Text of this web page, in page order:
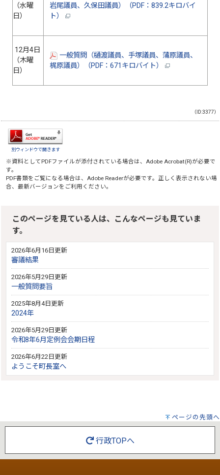
（水曜
日）
岩尾議員、久保田議員）（PDF：839.2キロバイ
ト）
12月4日
（木曜
日）
一般質問（樋渡議員、手塚議員、蒲原議員、
梶原議員）（PDF：671キロバイト）
（ID:3377）
別ウィンドウで開きます
※資料としてPDFファイルが添付されている場合は、Adobe Acrobat(R)が必要で
す。
PDF書類をご覧になる場合は、Adobe Readerが必要です。正しく表示されない場
合、最新バージョンをご利用ください。
このページを見ている人は、こんなページも見ていま
す。
2026年6月16日更新
審議結果
2026年5月29日更新
一般質問要旨
2025年8月4日更新
2024年
2026年5月29日更新
令和8年6月定例会会期日程
2026年6月22日更新
ようこそ町長室へ
ページの先頭へ
行政TOPへ